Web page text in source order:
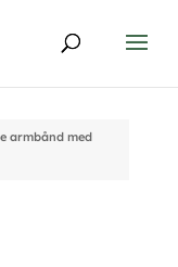
armbånd med